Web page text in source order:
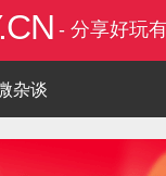
- 分享好玩
杂谈